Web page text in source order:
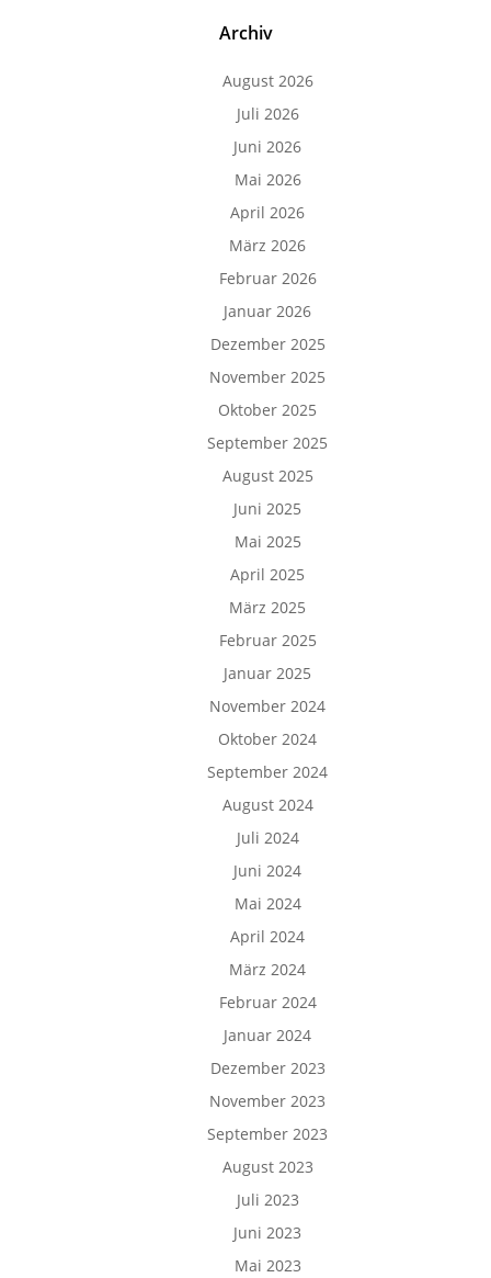
Archiv
August 2026
Juli 2026
Juni 2026
Mai 2026
April 2026
März 2026
Februar 2026
Januar 2026
Dezember 2025
November 2025
Oktober 2025
September 2025
August 2025
Juni 2025
Mai 2025
April 2025
März 2025
Februar 2025
Januar 2025
November 2024
Oktober 2024
September 2024
August 2024
Juli 2024
Juni 2024
Mai 2024
April 2024
März 2024
Februar 2024
Januar 2024
Dezember 2023
November 2023
September 2023
August 2023
Juli 2023
Juni 2023
Mai 2023